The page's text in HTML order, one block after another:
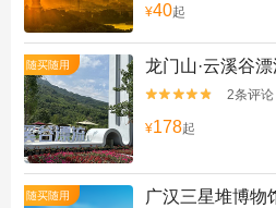
¥40起
随买随用 龙门山·云溪谷

 2条评论
¥178起
随买随用 广汉三星堆博物